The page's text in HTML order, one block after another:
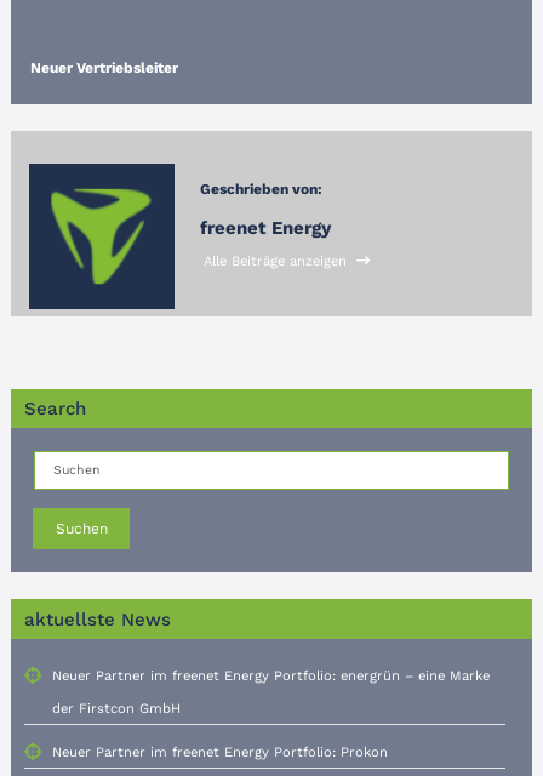
Neuer Vertriebsleiter
Geschrieben von:
freenet Energy
Alle Beiträge anzeigen
Search
Suchen
aktuellste News
Neuer Partner im freenet Energy Portfolio: energrün – eine Marke
der Firstcon GmbH
Neuer Partner im freenet Energy Portfolio: Prokon